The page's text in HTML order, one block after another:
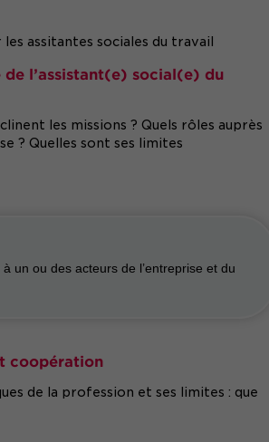
assitantes sociales du travail
l’assistant(e) social(e) du
les missions ? Quels rôles auprès
? Quelles sont ses limites
un ou des acteurs de l’entreprise et du
coopération
de la profession et ses limites : que